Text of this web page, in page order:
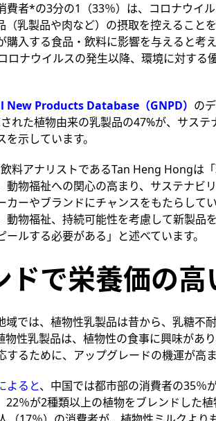
費者*の3分の1（33％）は、コロナウイ
（乳製品や肉など）の摂取を控えること
購入する食品・飲料に影響を与えると考
ロナウイルスの発生以降、環境に対する
Products Database（GNPD） の
れた植物由来の乳製品の47%が、サステ
示しています。
料アナリストであるTan Heng Hongは
動物福祉への関心の高まり、サステナビ
カーやブランドにチャンスをもたらして
動物福祉、持続可能性を考慮して新製品
ールする必要がある」と述べています。
ドで栄養価の
域では、植物性乳製品は昔から、乳糖不
物性乳製品は、植物性の食事に興味があ
するために、アップグレードの機運が高ま
よると、中国では都市部の消費者の35％
22％が2種類以上の植物をブレンドした植